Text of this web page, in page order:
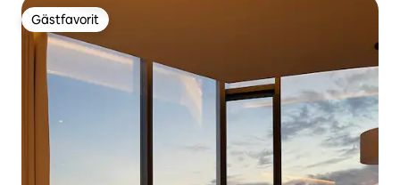
Gästfavorit
Gästfavorit